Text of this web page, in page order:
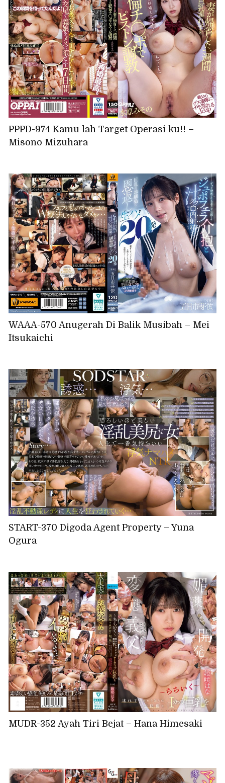
PPPD-974 Kamu lah Target Operasi ku!! –
Misono Mizuhara
WAAA-570 Anugerah Di Balik Musibah – Mei
Itsukaichi
START-370 Digoda Agent Property – Yuna
Ogura
MUDR-352 Ayah Tiri Bejat – Hana Himesaki